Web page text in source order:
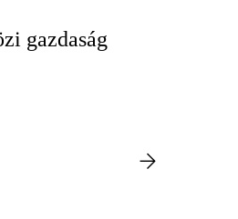
gazdaság